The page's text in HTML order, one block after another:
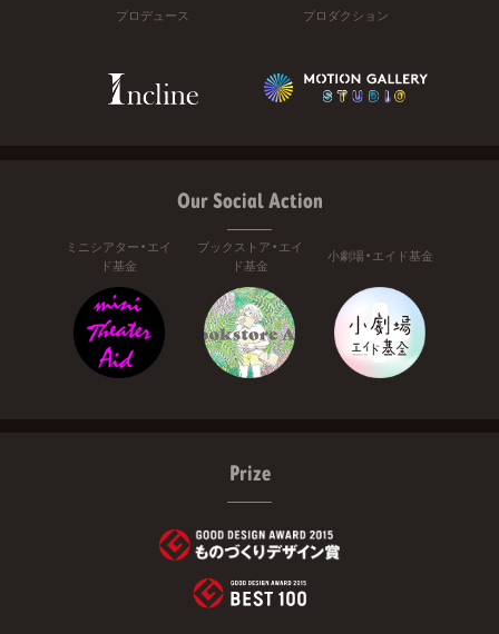
プロデュース プロダクション
Our Social Action
ミニシアター・エイ
ド基金
ブックストア・エイ
ド基金
小劇場・エイド基金
Prize